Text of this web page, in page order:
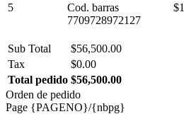
5
Cod. barras
7709728972127
Sub Total
$56,500.00
Tax
$0.00
Total pedido $56,500.00
Orden de pedido
Page {PAGENO}/{nbpg}